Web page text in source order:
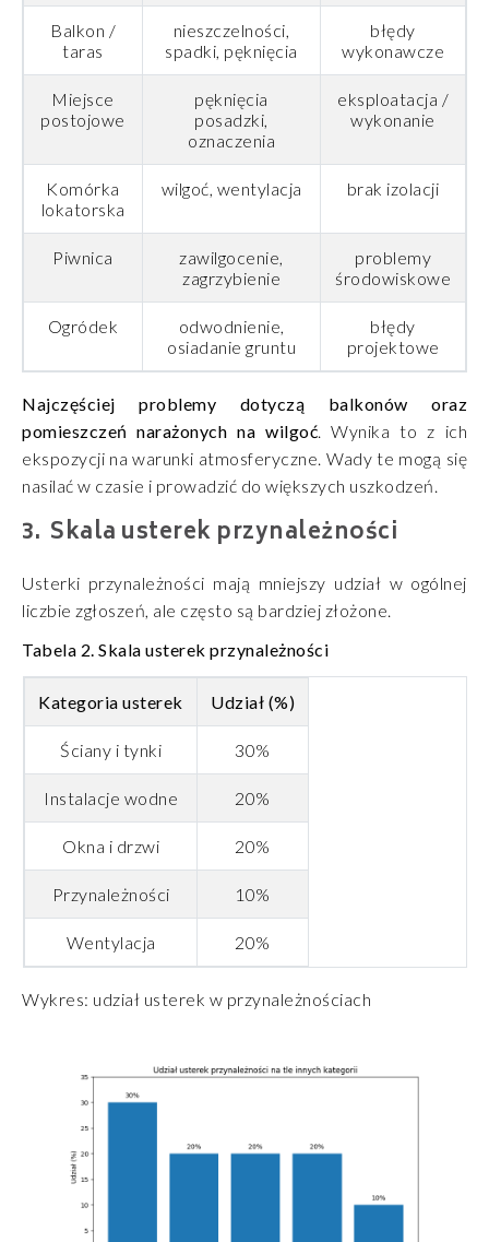
Balkon /
taras
nieszczelności,
spadki, pęknięcia
błędy
wykonawcze
Miejsce
postojowe
pęknięcia
posadzki,
oznaczenia
eksploatacja /
wykonanie
Komórka
lokatorska
wilgoć, wentylacja brak izolacji
Piwnica
zawilgocenie,
zagrzybienie
problemy
środowiskowe
Ogródek
odwodnienie,
osiadanie gruntu
błędy
projektowe
Najczęściej problemy dotyczą balkonów oraz
pomieszczeń narażonych na wilgoć . Wynika to z ich
ekspozycji na warunki atmosferyczne. Wady te mogą się
nasilać w czasie i prowadzić do większych uszkodzeń.
Skala usterek przynależności
Usterki przynależności mają mniejszy udział w ogólnej
liczbie zgłoszeń, ale często są bardziej złożone.
Tabela 2. Skala usterek przynależności
Kategoria usterek Udział (%)
Ściany i tynki 30%
Instalacje wodne 20%
Okna i drzwi 20%
Przynależności 10%
Wentylacja 20%
Wykres: udział usterek w przynależnościach